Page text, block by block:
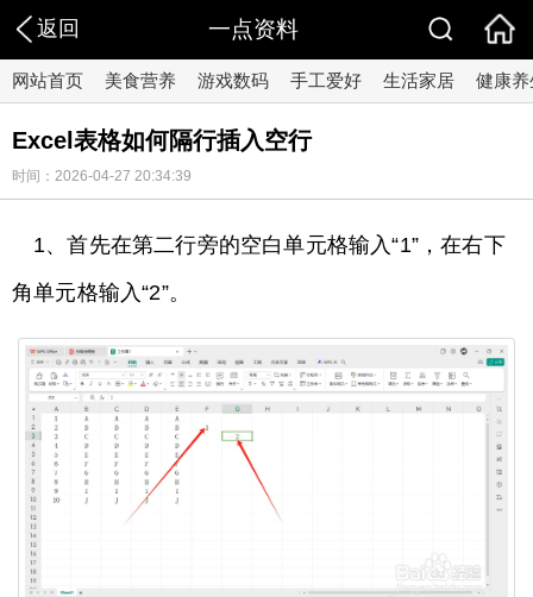
返回 一点资料
网站首页 美食营养 游戏数码 手工爱好 生活家居 健康养
Excel表格如何隔行插入空行
时间：2026-04-27 20:34:39
1、首先在第二行旁的空白单元格输入“1”，在右下
角单元格输入“2”。